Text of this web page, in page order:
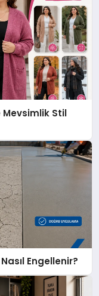
Mevsimlik Stil
Engellenir?